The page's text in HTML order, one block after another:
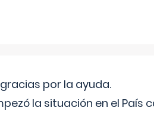
por la ayuda.
la situación en el